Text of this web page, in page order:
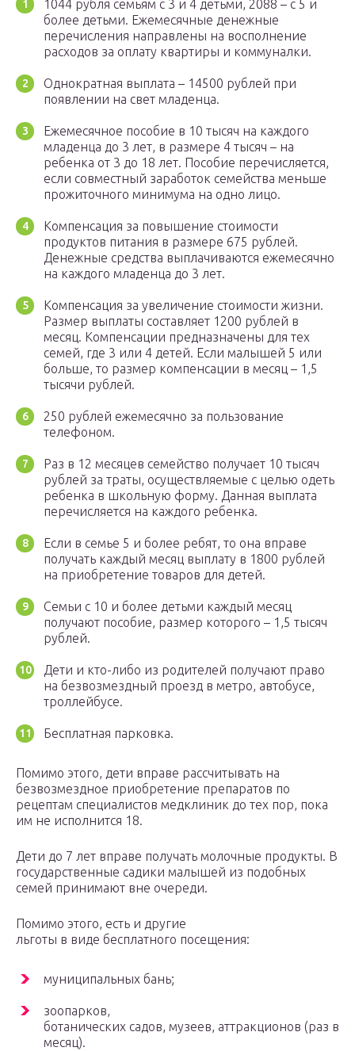
1044 рубля семьям с 3 и 4 детьми, 2088 – с 5 и
более детьми. Ежемесячные денежные
перечисления направлены на восполнение
расходов за оплату квартиры и коммуналки.
Однократная выплата – 14500 рублей при
появлении на свет младенца.
Ежемесячное пособие в 10 тысяч на каждого
младенца до 3 лет, в размере 4 тысяч – на
ребенка от 3 до 18 лет. Пособие перечисляется,
если совместный заработок семейства меньше
прожиточного минимума на одно лицо.
Компенсация за повышение стоимости
продуктов питания в размере 675 рублей.
Денежные средства выплачиваются ежемесячно
на каждого младенца до 3 лет.
Компенсация за увеличение стоимости жизни.
Размер выплаты составляет 1200 рублей в
месяц. Компенсации предназначены для тех
семей, где 3 или 4 детей. Если малышей 5 или
больше, то размер компенсации в месяц – 1,5
тысячи рублей.
250 рублей ежемесячно за пользование
телефоном.
Раз в 12 месяцев семейство получает 10 тысяч
рублей за траты, осуществляемые с целью одеть
ребенка в школьную форму. Данная выплата
перечисляется на каждого ребенка.
Если в семье 5 и более ребят, то она вправе
получать каждый месяц выплату в 1800 рублей
на приобретение товаров для детей.
Семьи с 10 и более детьми каждый месяц
получают пособие, размер которого – 1,5 тысяч
рублей.
Дети и кто-либо из родителей получают право
на безвозмездный проезд в метро, автобусе,
троллейбусе.
Бесплатная парковка.
Помимо этого, дети вправе рассчитывать на
безвозмездное приобретение препаратов по
рецептам специалистов медклиник до тех пор, пока
им не исполнится 18.
Дети до 7 лет вправе получать молочные продукты. В
государственные садики малышей из подобных
семей принимают вне очереди.
Помимо этого, есть и другие
льготы в виде бесплатного посещения:
муниципальных бань;
зоопарков,
ботанических садов, музеев, аттракционов (раз в
месяц).